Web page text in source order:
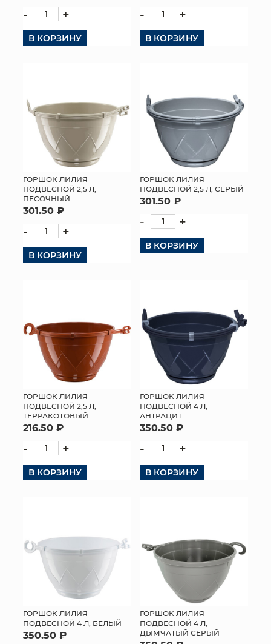
- +
В КОРЗИНУ
- +
В КОРЗИНУ
ГОРШОК ЛИЛИЯ
ПОДВЕСНОЙ 2,5 Л,
ПЕСОЧНЫЙ
301.50 ₽
- +
В КОРЗИНУ
ГОРШОК ЛИЛИЯ
ПОДВЕСНОЙ 2,5 Л, СЕРЫЙ
301.50 ₽
- +
В КОРЗИНУ
ГОРШОК ЛИЛИЯ
ПОДВЕСНОЙ 2,5 Л,
ТЕРРАКОТОВЫЙ
216.50 ₽
- +
В КОРЗИНУ
ГОРШОК ЛИЛИЯ
ПОДВЕСНОЙ 4 Л,
АНТРАЦИТ
350.50 ₽
- +
В КОРЗИНУ
ГОРШОК ЛИЛИЯ
ПОДВЕСНОЙ 4 Л, БЕЛЫЙ
350.50 ₽
ГОРШОК ЛИЛИЯ
ПОДВЕСНОЙ 4 Л,
ДЫМЧАТЫЙ СЕРЫЙ